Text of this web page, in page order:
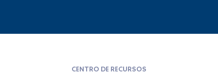
CENTRO DE RECURSOS